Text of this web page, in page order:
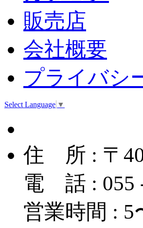
販売店
会社概要
プライバシ
Select Language ▼
住 所 : 〒
電 話 : 055
営業時間 :